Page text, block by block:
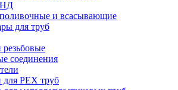
и всасывающие
для труб
соединения
PEX труб